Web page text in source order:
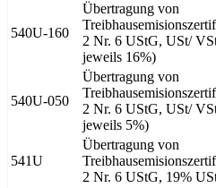
540U-160
Übertragung von
2 Nr. 6 UStG, USt/
jeweils 16%)
540U-050
Übertragung von
2 Nr. 6 UStG, USt/
jeweils 5%)
541U
Übertragung von
2 Nr. 6 UStG, 19%